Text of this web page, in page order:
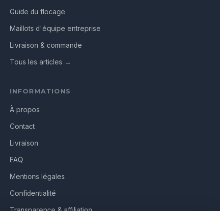
Guide du flocage
Maillots d'équipe entreprise
Livraison & commande
Tous les articles →
INFORMATIONS
À propos
Contact
Livraison
FAQ
Mentions légales
Confidentialité